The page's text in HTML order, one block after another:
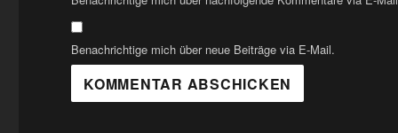
Benachrichtige mich über neue Beiträge via E-Mail.